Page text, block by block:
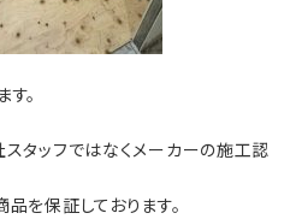
。
タッフではなくメーカーの施工認
を保証しております。